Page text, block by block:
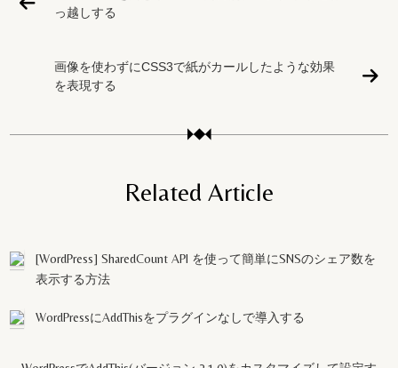
っ越しする
画像を使わずにCSS3で紙がカールしたような効果
を表現する
Related Article
[WordPress] SharedCount API を使って簡単にSNSのシェア数を
表示する方法
WordPressにAddThisをプラグインなしで導入する